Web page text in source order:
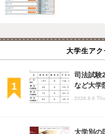
大学生ア
司法試験
など大学
2026.8.6
大学別の